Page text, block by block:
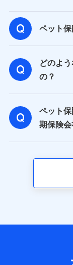
【共同して利
当社又は株式
基本情報
氏名、電話番号
性、連絡先、dポ
として、dポイン
利用情報
当社又は株式会
ご契約・ご利用
会社NTTドコモ
ーション利用時
商品の名称・購
答に関する情報
保険関連サービ
た情報（氏名、
の構造や築年数
ペット
どのよ
の？
ペット
期保険